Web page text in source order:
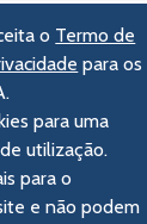
o Termo de
para os
para uma
utilização.
para o
e não podem